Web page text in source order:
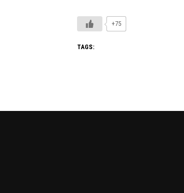
+75
TAGS: